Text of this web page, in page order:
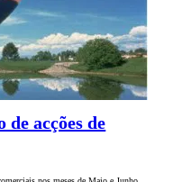
acções de